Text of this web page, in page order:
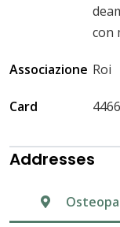
con
Associazione Roi
Card 4466
Addresses